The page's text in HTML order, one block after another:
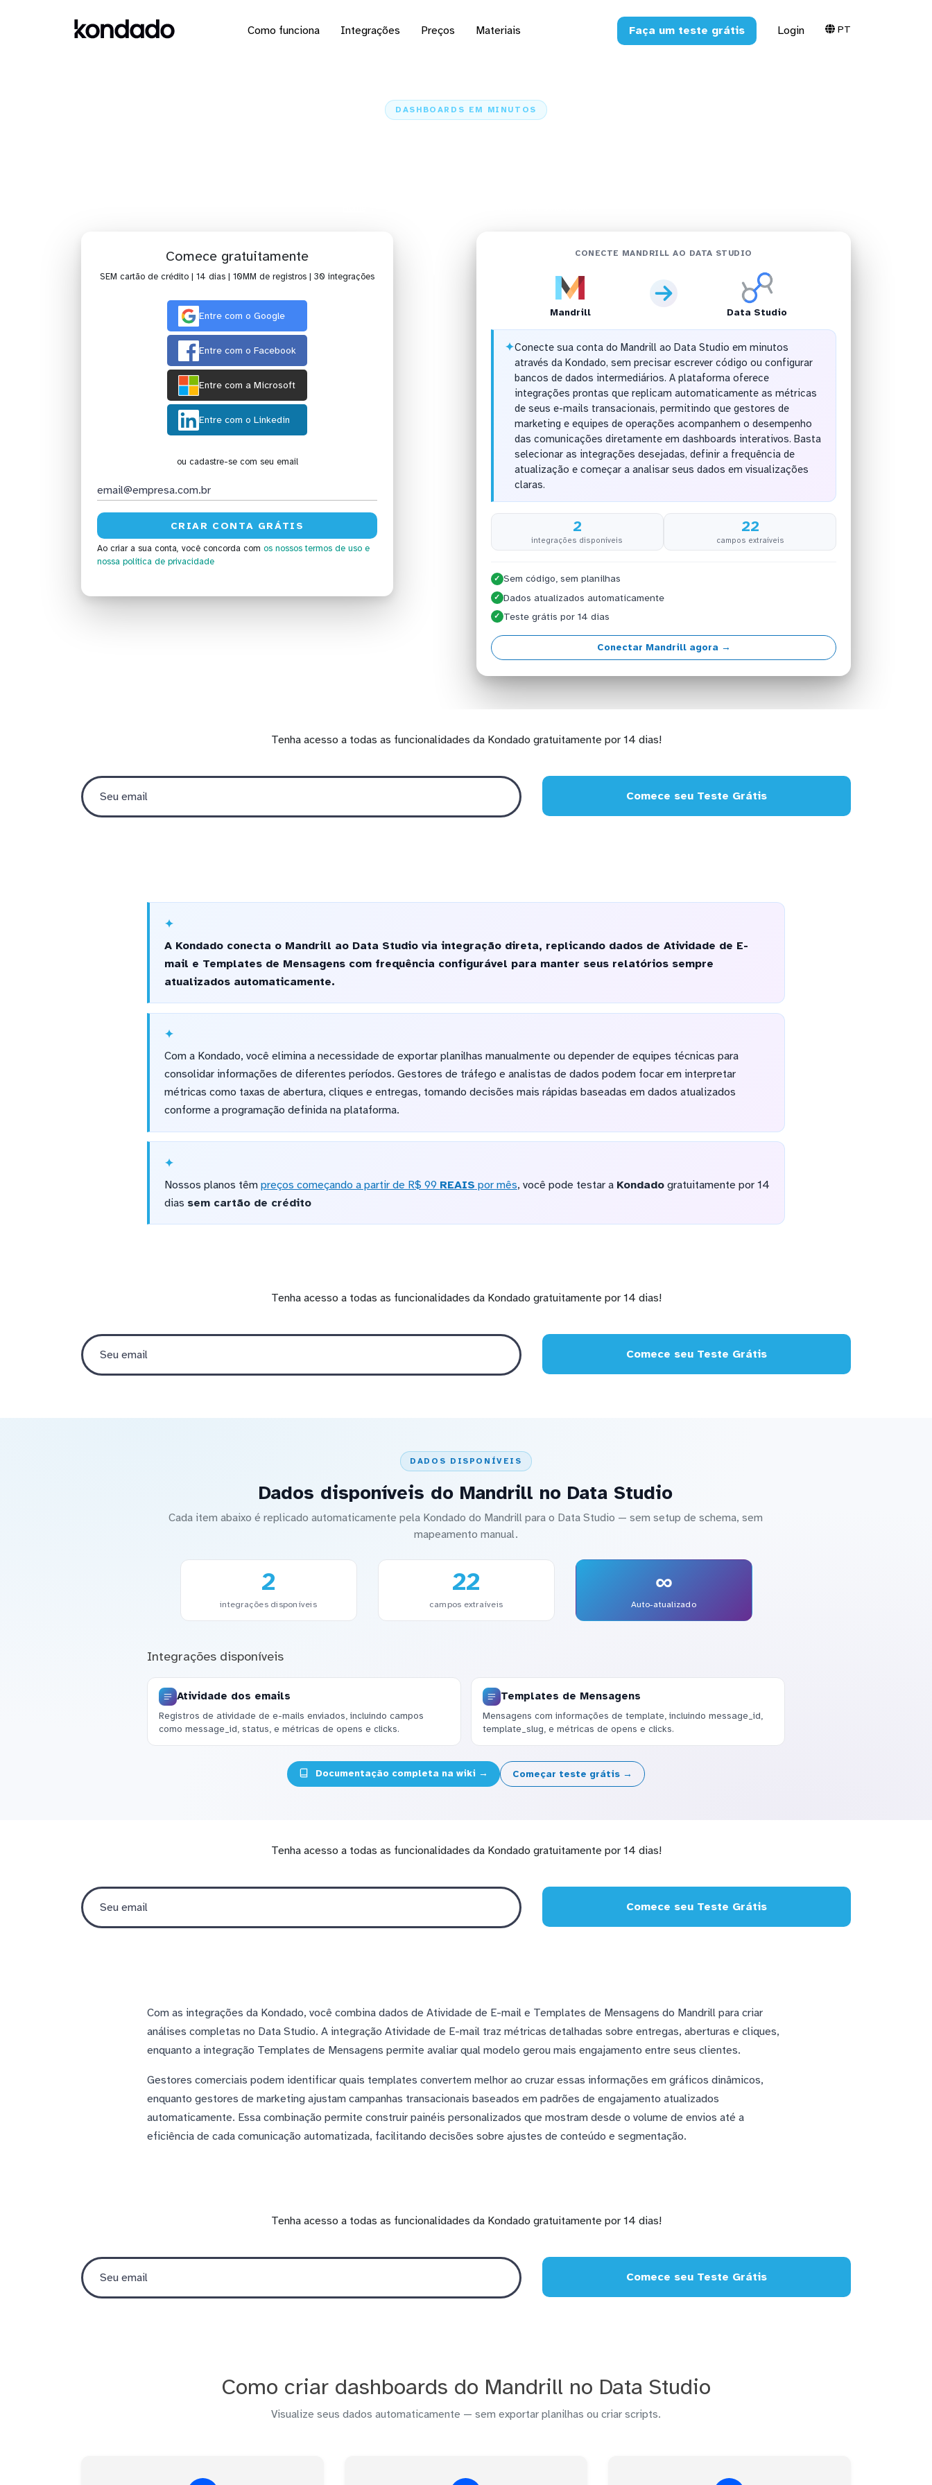
Como funciona Integrações Preços Materiais Faça um teste grátis Login PT
DASHBOARDS EM MINUTOS
Comece gratuitamente
SEM cartão de crédito | 14 dias | 10MM de registros | 30 integrações
Entre com o Google
Entre com o Facebook
Entre com a Microsoft
Entre com o Linkedin
ou cadastre-se com seu email
Ao criar a sua conta, você concorda com os nossos termos de uso e
nossa política de privacidade
CONECTE MANDRILL AO DATA STUDIO
Mandrill Data Studio
✦Conecte sua conta do Mandrill ao Data Studio em minutos
através da Kondado, sem precisar escrever código ou configurar
bancos de dados intermediários. A plataforma oferece
integrações prontas que replicam automaticamente as métricas
de seus e-mails transacionais, permitindo que gestores de
marketing e equipes de operações acompanhem o desempenho
das comunicações diretamente em dashboards interativos. Basta
selecionar as integrações desejadas, definir a frequência de
atualização e começar a analisar seus dados em visualizações
claras.
2
integrações disponíveis
22
campos extraíveis
✓ Sem código, sem planilhas
✓ Dados atualizados automaticamente
✓ Teste grátis por 14 dias
Conectar Mandrill agora →
Tenha acesso a todas as funcionalidades da Kondado gratuitamente por 14 dias!
Comece seu Teste Grátis
A Kondado conecta o Mandrill ao Data Studio via integração direta, replicando dados de Atividade de E-
mail e Templates de Mensagens com frequência configurável para manter seus relatórios sempre
atualizados automaticamente.
Com a Kondado, você elimina a necessidade de exportar planilhas manualmente ou depender de equipes técnicas para
consolidar informações de diferentes períodos. Gestores de tráfego e analistas de dados podem focar em interpretar
métricas como taxas de abertura, cliques e entregas, tomando decisões mais rápidas baseadas em dados atualizados
conforme a programação definida na plataforma.
Nossos planos têm preços começando a partir de R$ 99 REAIS por mês, você pode testar a Kondadogratuitamente por 14
dias sem cartão de crédito
Tenha acesso a todas as funcionalidades da Kondado gratuitamente por 14 dias!
Comece seu Teste Grátis
DADOS DISPONÍVEIS
Dados disponíveis do Mandrill no Data Studio
Cada item abaixo é replicado automaticamente pela Kondado do Mandrill para o Data Studio — sem setup de schema, sem
mapeamento manual.
2
integrações disponíveis
22
campos extraíveis
∞
Auto-atualizado
Integrações disponíveis
Atividade dos emails
Registros de atividade de e-mails enviados, incluindo campos
como message_id, status, e métricas de opens e clicks.
Templates de Mensagens
Mensagens com informações de template, incluindo message_id,
template_slug, e métricas de opens e clicks.
Documentação completa na wiki → Começar teste grátis →
Tenha acesso a todas as funcionalidades da Kondado gratuitamente por 14 dias!
Comece seu Teste Grátis
Com as integrações da Kondado, você combina dados de Atividade de E-mail e Templates de Mensagens do Mandrill para criar
análises completas no Data Studio. A integração Atividade de E-mail traz métricas detalhadas sobre entregas, aberturas e cliques,
enquanto a integração Templates de Mensagens permite avaliar qual modelo gerou mais engajamento entre seus clientes.
Gestores comerciais podem identificar quais templates convertem melhor ao cruzar essas informações em gráficos dinâmicos,
enquanto gestores de marketing ajustam campanhas transacionais baseados em padrões de engajamento atualizados
automaticamente. Essa combinação permite construir painéis personalizados que mostram desde o volume de envios até a
eficiência de cada comunicação automatizada, facilitando decisões sobre ajustes de conteúdo e segmentação.
Tenha acesso a todas as funcionalidades da Kondado gratuitamente por 14 dias!
Comece seu Teste Grátis
Como criar dashboards do Mandrill no Data Studio
Visualize seus dados automaticamente — sem exportar planilhas ou criar scripts.